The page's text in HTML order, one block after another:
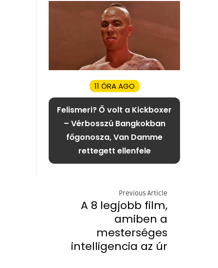
11 ÓRA AGO
Felismeri? Ő volt a Kickboxer
– Vérbosszú Bangkokban
főgonosza, Van Damme
rettegett ellenfele
Previous Article
A 8 legjobb film,
amiben a
mesterséges
intelligencia az úr